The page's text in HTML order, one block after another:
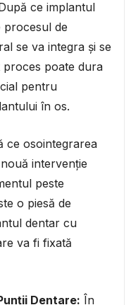
ce implantul
procesul de
se va integra și se
poate dura
pentru
în os.
ce osointegrarea
intervenție
peste
o piesă de
dentar cu
va fi fixată
Dentare: În